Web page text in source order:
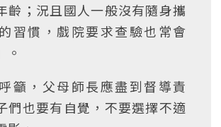
齡；況且國人一般沒有隨身攜
習慣，戲院要求查驗也常會
。
籲，父母師長應盡到督導責
們也要有自覺，不要選擇不適